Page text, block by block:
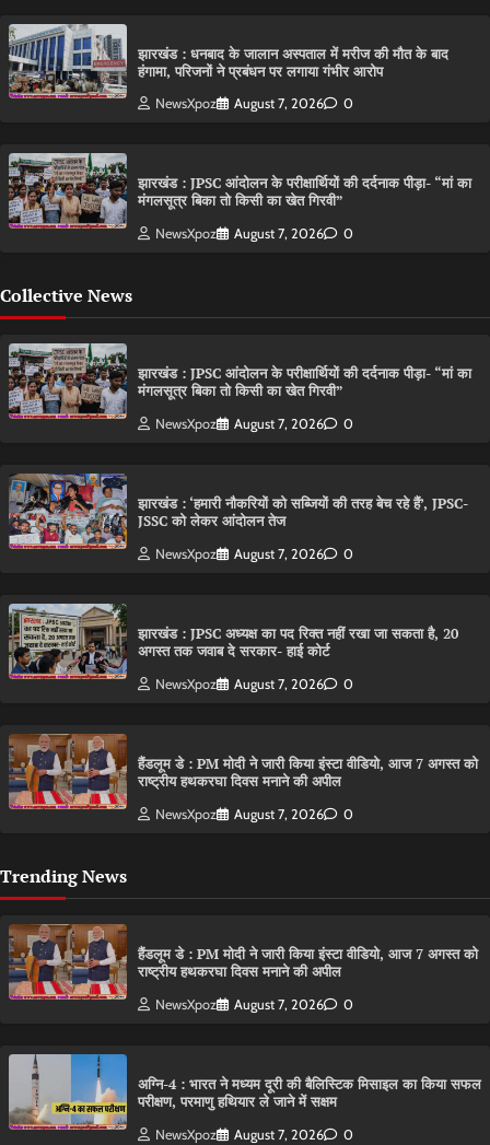
झारखंड : धनबाद के जालान अस्पताल में मरीज की मौत के बाद
हंगामा, परिजनों ने प्रबंधन पर लगाया गंभीर आरोप
NewsXpoz August 7, 2026 0
झारखंड : JPSC आंदोलन के परीक्षार्थियों की दर्दनाक पीड़ा- “मां का
मंगलसूत्र बिका तो किसी का खेत गिरवी”
NewsXpoz August 7, 2026 0
Collective News
झारखंड : JPSC आंदोलन के परीक्षार्थियों की दर्दनाक पीड़ा- “मां का
मंगलसूत्र बिका तो किसी का खेत गिरवी”
NewsXpoz August 7, 2026 0
झारखंड : ‘हमारी नौकरियों को सब्जियों की तरह बेच रहे हैं’, JPSC-
JSSC को लेकर आंदोलन तेज
NewsXpoz August 7, 2026 0
झारखंड : JPSC अध्यक्ष का पद रिक्त नहीं रखा जा सकता है, 20
अगस्त तक जवाब दे सरकार- हाई कोर्ट
NewsXpoz August 7, 2026 0
हैंडलूम डे : PM मोदी ने जारी किया इंस्टा वीडियो, आज 7 अगस्त को
राष्ट्रीय हथकरघा दिवस मनाने की अपील
NewsXpoz August 7, 2026 0
Trending News
हैंडलूम डे : PM मोदी ने जारी किया इंस्टा वीडियो, आज 7 अगस्त को
राष्ट्रीय हथकरघा दिवस मनाने की अपील
NewsXpoz August 7, 2026 0
अग्नि-4 : भारत ने मध्यम दूरी की बैलिस्टिक मिसाइल का किया सफल
परीक्षण, परमाणु हथियार ले जाने में सक्षम
NewsXpoz August 7, 2026 0